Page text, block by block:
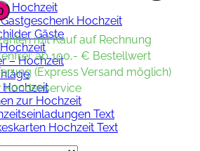
Hochzeit
Hochzeit
Gäste
– Hochzeit
zur Hochzeit
Text
Hochzeit Text
mit Kauf auf Rechnung
ab 100,- € Bestellwert
(Express Versand möglich)
Kundenservice